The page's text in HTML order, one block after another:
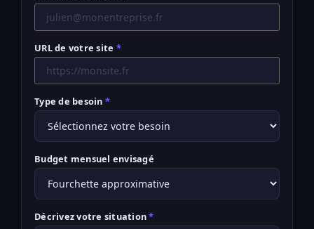
URL de votre site *
Type de besoin *
Budget mensuel envisagé
Décrivez votre situation*